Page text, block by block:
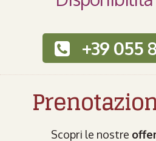
+39 055
Scopri le nostre